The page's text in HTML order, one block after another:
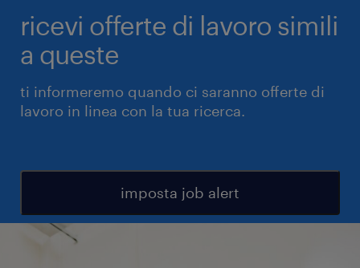
ricevi offerte di lavoro simili
a queste
ti informeremo quando ci saranno offerte di
lavoro in linea con la tua ricerca.
imposta job alert